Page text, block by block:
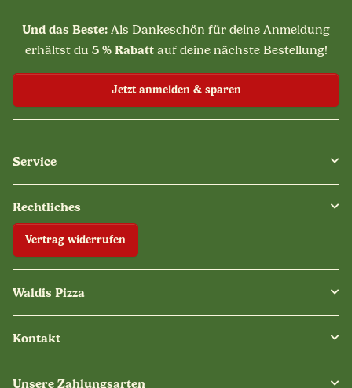
Und das Beste: Als Dankeschön für deine Anmeldung
erhältst du 5 % Rabattauf deine nächste Bestellung!
Jetzt anmelden & sparen
Service
Rechtliches
Vertrag widerrufen
Waldis Pizza
Kontakt
Unsere Zahlungsarten